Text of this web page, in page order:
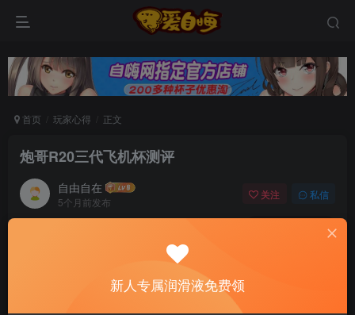
首页 玩家心得 正文
炮哥R20三代飞机杯测评
自由自在
5个月前发布
关注 私信
新老司机速来！注册自嗨网+扫码加好友，即
送200ml润滑液→
新人专属润滑液免费领